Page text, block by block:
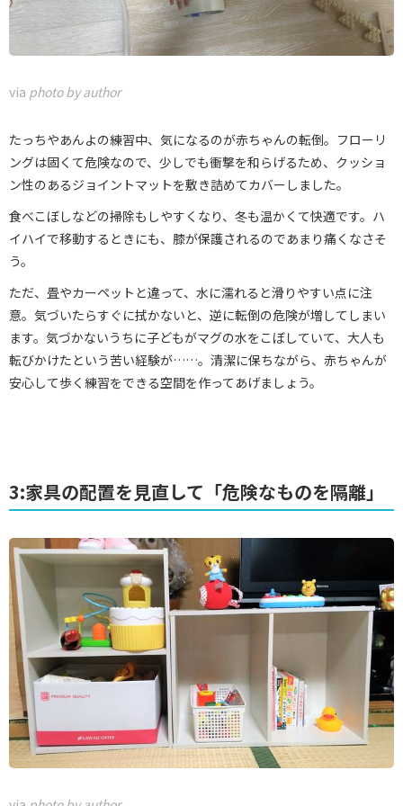
via photo by author
たっちやあんよの練習中、気になるのが赤ちゃんの転倒。フローリ
ングは固くて危険なので、少しでも衝撃を和らげるため、クッショ
ン性のあるジョイントマットを敷き詰めてカバーしました。
食べこぼしなどの掃除もしやすくなり、冬も温かくて快適です。ハ
イハイで移動するときにも、膝が保護されるのであまり痛くなさそ
う。
ただ、畳やカーペットと違って、水に濡れると滑りやすい点に注
意。気づいたらすぐに拭かないと、逆に転倒の危険が増してしまい
ます。気づかないうちに子どもがマグの水をこぼしていて、大人も
転びかけたという苦い経験が……。清潔に保ちながら、赤ちゃんが
安心して歩く練習をできる空間を作ってあげましょう。
3:家具の配置を見直して「危険なものを隔離」